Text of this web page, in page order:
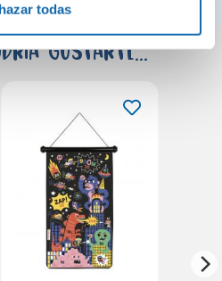
todas
gustarte...